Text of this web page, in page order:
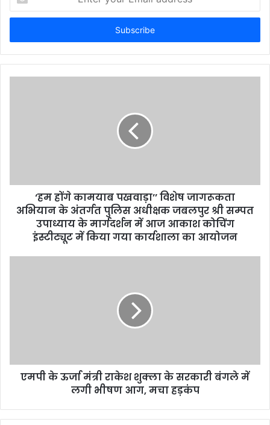
t
r
y
‘हम होंगे कामयाब पखवाड़ा’’ विशेष जागरूकता
अभियान के अंतर्गत पुलिस अधीक्षक जबलपुर श्री सम्पत
उपाध्याय के मार्गदर्शन में आज आकाश कोचिंग
इंस्टीट्यूट में किया गया कार्यशाला का आयोजन
एमपी के ऊर्जा मंत्री राकेश शुक्ला के सरकारी बंगले में
लगी भीषण आग, मचा हड़कंप